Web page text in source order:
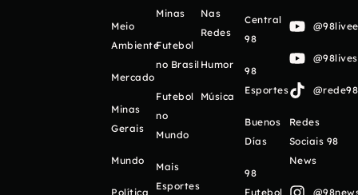
Meio
Ambiente
Mercado
Minas
Gerais
Mundo
Política
Minas
Futebol
no Brasil
Futebol
no
Mundo
Mais
Esportes
Nas
Redes
Humor
Música
Central
98
98
Esportes
Buenos
Días
98
Futebol
Redes
Sociais 98
News